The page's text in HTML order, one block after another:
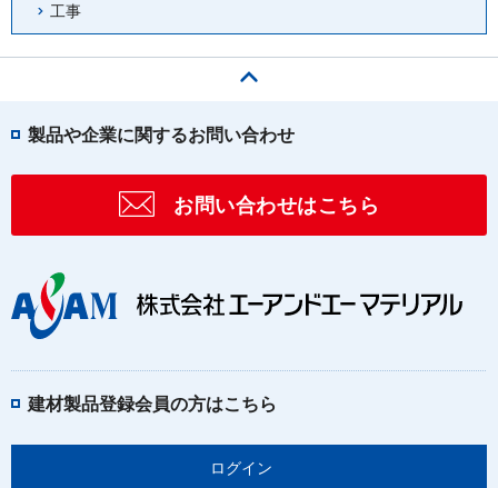
工事
ページの先頭へ
製品や企業に関するお問い合わせ
お問い合わせはこちら
建材製品登録会員の方はこちら
ログイン